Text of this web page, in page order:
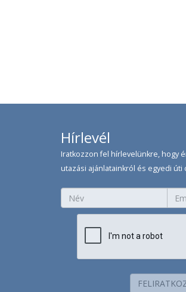
Hírlevél
Iratkozzon fel hírlevelünkre, hogy
utazási ajánlatainkról és egyedi úti